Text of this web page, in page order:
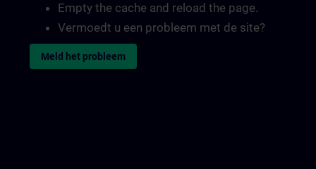
Empty the cache and reload the page.
Vermoedt u een probleem met de site?
Meld het probleem